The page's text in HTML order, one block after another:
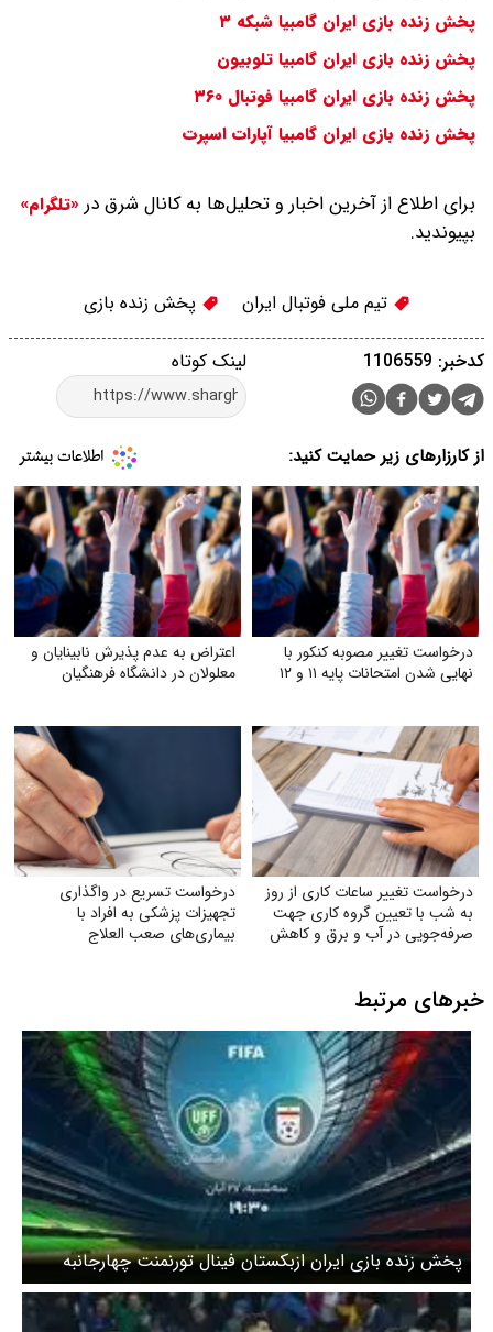
پخش زنده بازی ایران گامبیا شبکه ۳
پخش زنده بازی ایران گامبیا تلوبیون
پخش زنده بازی ایران گامبیا فوتبال ۳۶۰
پخش زنده بازی ایران گامبیا آپارات اسپرت
برای اطلاع از آخرین اخبار و تحلیل‌ها به کانال شرق در «تلگرام»
بپیوندید.
تیم ملی فوتبال ایران پخش زنده بازی
لینک کوتاه کدخبر: 1106559
از کارزارهای زیر حمایت کنید:
درخواست تغییر مصوبه کنکور با
نهایی شدن امتحانات پایه ۱۱ و ۱۲
اعتراض به عدم پذیرش نابینایان و
معلولان در دانشگاه فرهنگیان
درخواست تغییر ساعات کاری از روز
به شب با تعیین گروه کاری جهت
صرفه‌جویی در آب و برق و کاهش
درخواست تسریع در واگذاری
تجهیزات پزشکی به افراد با
بیماری‌های صعب العلاج
خبرهای مرتبط
پخش زنده بازی ایران ازبکستان فینال تورنمنت چهارجانبه
العین را ببینید + لینک